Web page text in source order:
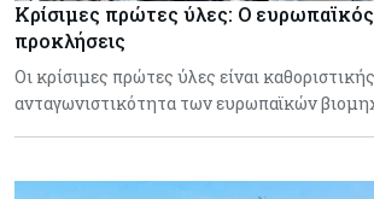
Κρίσιμες πρώτες ύλες: Ο ευρωπαϊκός
προκλήσεις
Οι κρίσιμες πρώτες ύλες είναι
ανταγωνιστικότητα των ευρωπαϊκών